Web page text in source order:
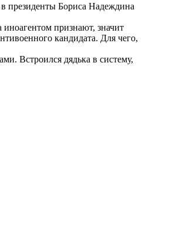
президенты Бориса Надеждина
признают, значит
кандидата. Для чего,
Встроился дядька в систему,